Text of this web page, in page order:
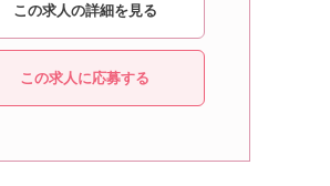
この求人の詳細を見る
この求人に応募する